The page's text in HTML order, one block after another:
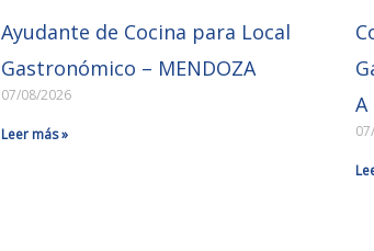
Ayudante de Cocina para Local
Gastronómico – MENDOZA
07/08/2026
Leer más »
A